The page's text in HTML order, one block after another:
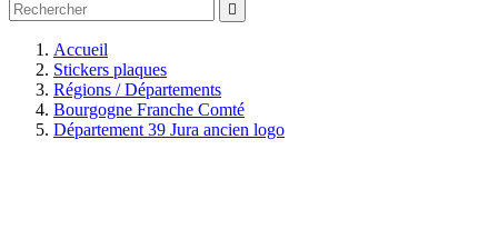

Accueil
Stickers plaques
Régions / Départements
Bourgogne Franche Comté
Département 39 Jura ancien logo